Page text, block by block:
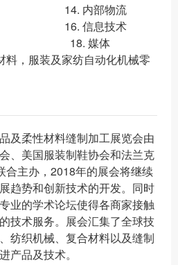
14. 内部物流
16. 信息技术
培训 18. 媒体
料，服装及家纺自动化机械零
及柔性材料缝制加工展览会由
、美国服装制鞋协会和法兰克
合主办，2018年的展会将继续
趋势和创新技术的开发。同时
业的学术论坛使得各商家接触
技术服务。展会汇集了全球技
纺织机械、复合材料以及缝制
产品及技术。